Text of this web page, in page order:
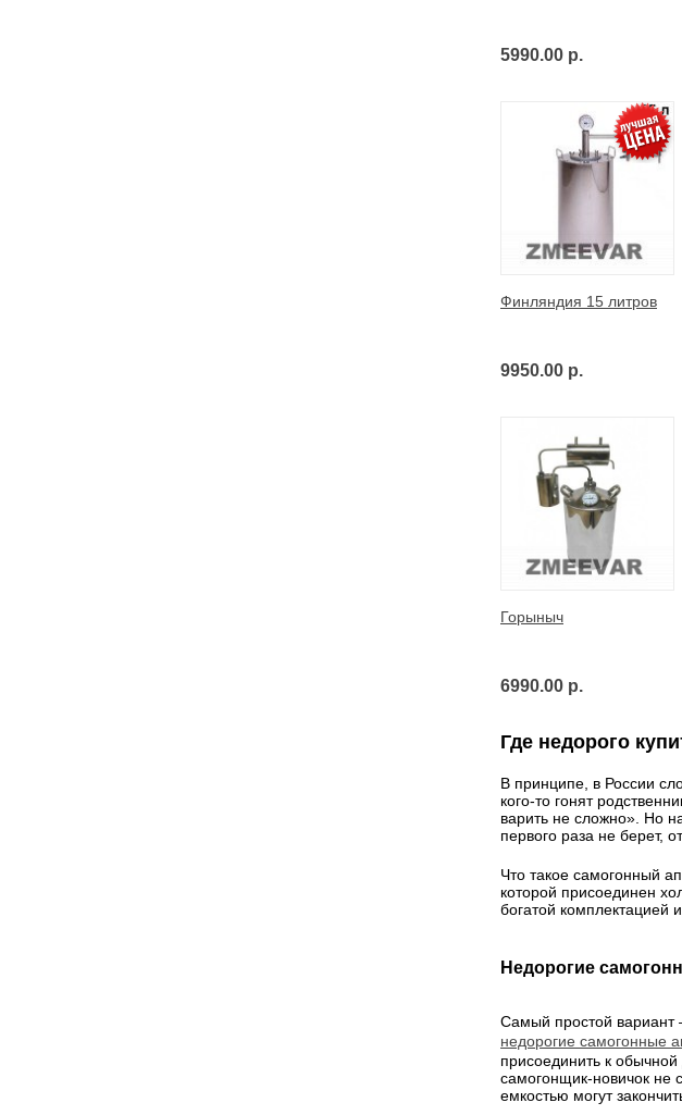
5990.00 р.
Финляндия 15 литров
9950.00 р.
Горыныч
6990.00 р.
Где недорого
В принципе, в России
кого-то гонят
варить не сложно». Но
первого раза не берет,
Что такое самогонный
которой присоединен
богатой комплектацией
Недорогие
Самый простой вариант
недорогие самогонные
присоединить к
самогонщик-новичок не
емкостью могут